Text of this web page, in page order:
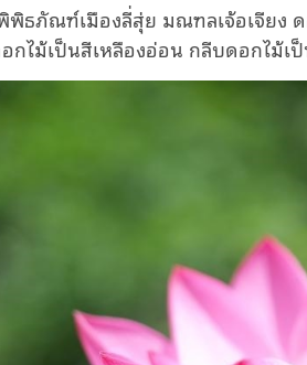
พิธภัณฑ์เมืองลี่สุ่ย มณฑลเจ้อเจียง
อกไม้เป็นสีเหลืองอ่อน กลีบดอกไม้